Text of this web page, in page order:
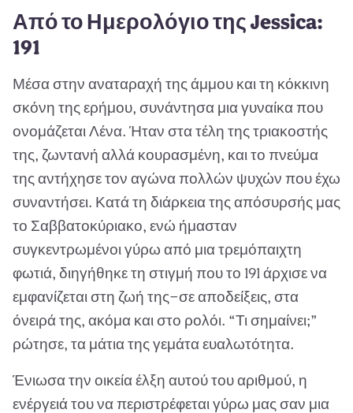
Από το Ημερολόγιο της Jessica:
191
Μέσα στην αναταραχή της άμμου και τη κόκκινη
σκόνη της ερήμου, συνάντησα μια γυναίκα που
ονομάζεται Λένα. Ήταν στα τέλη της τριακοστής
της, ζωντανή αλλά κουρασμένη, και το πνεύμα
της αντήχησε τον αγώνα πολλών ψυχών που έχω
συναντήσει. Κατά τη διάρκεια της απόσυρσής μας
το Σαββατοκύριακο, ενώ ήμασταν
συγκεντρωμένοι γύρω από μια τρεμόπαιχτη
φωτιά, διηγήθηκε τη στιγμή που το 191 άρχισε να
εμφανίζεται στη ζωή της—σε αποδείξεις, στα
όνειρά της, ακόμα και στο ρολόι. “Τι σημαίνει;”
ρώτησε, τα μάτια της γεμάτα ευαλωτότητα.
Ένιωσα την οικεία έλξη αυτού του αριθμού, η
ενέργειά του να περιστρέφεται γύρω μας σαν μια